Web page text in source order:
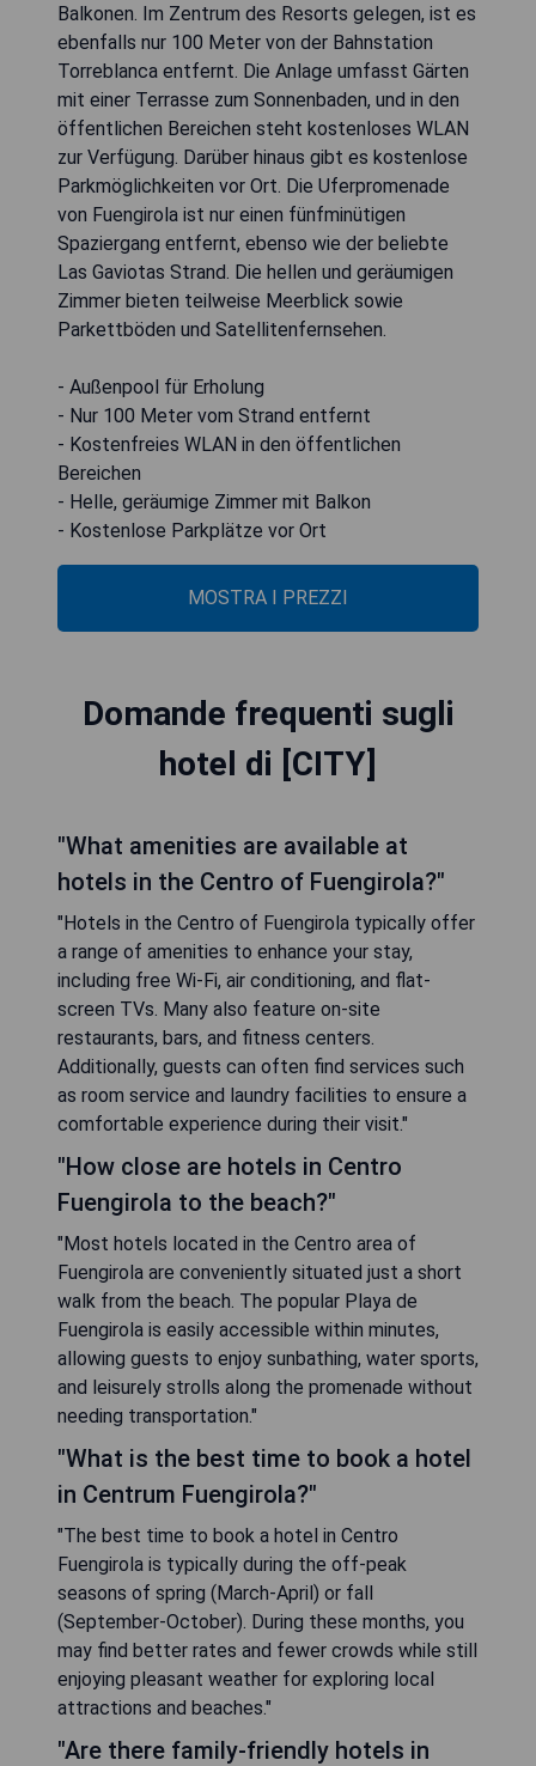
Balkonen. Im Zentrum des Resorts gelegen, ist es
ebenfalls nur 100 Meter von der Bahnstation
Torreblanca entfernt. Die Anlage umfasst Gärten
mit einer Terrasse zum Sonnenbaden, und in den
öffentlichen Bereichen steht kostenloses WLAN
zur Verfügung. Darüber hinaus gibt es kostenlose
Parkmöglichkeiten vor Ort. Die Uferpromenade
von Fuengirola ist nur einen fünfminütigen
Spaziergang entfernt, ebenso wie der beliebte
Las Gaviotas Strand. Die hellen und geräumigen
Zimmer bieten teilweise Meerblick sowie
Parkettböden und Satellitenfernsehen.
- Außenpool für Erholung
- Nur 100 Meter vom Strand entfernt
- Kostenfreies WLAN in den öffentlichen
Bereichen
- Helle, geräumige Zimmer mit Balkon
- Kostenlose Parkplätze vor Ort
MOSTRA I PREZZI
Domande frequenti sugli
hotel di [CITY]
"What amenities are available at
hotels in the Centro of Fuengirola?"
"Hotels in the Centro of Fuengirola typically offer
a range of amenities to enhance your stay,
including free Wi-Fi, air conditioning, and flat-
screen TVs. Many also feature on-site
restaurants, bars, and fitness centers.
Additionally, guests can often find services such
as room service and laundry facilities to ensure a
comfortable experience during their visit."
"How close are hotels in Centro
Fuengirola to the beach?"
"Most hotels located in the Centro area of
Fuengirola are conveniently situated just a short
walk from the beach. The popular Playa de
Fuengirola is easily accessible within minutes,
allowing guests to enjoy sunbathing, water sports,
and leisurely strolls along the promenade without
needing transportation."
"What is the best time to book a hotel
in Centrum Fuengirola?"
"The best time to book a hotel in Centro
Fuengirola is typically during the off-peak
seasons of spring (March-April) or fall
(September-October). During these months, you
may find better rates and fewer crowds while still
enjoying pleasant weather for exploring local
attractions and beaches."
"Are there family-friendly hotels in